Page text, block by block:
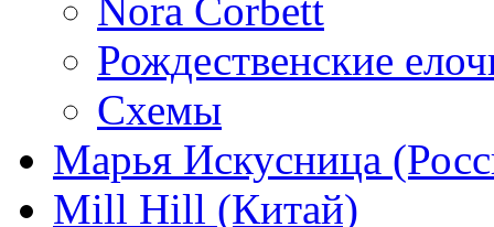
Nora Corbett
Рождественские
Схемы
Марья Искусница
Mill Hill (Китай)